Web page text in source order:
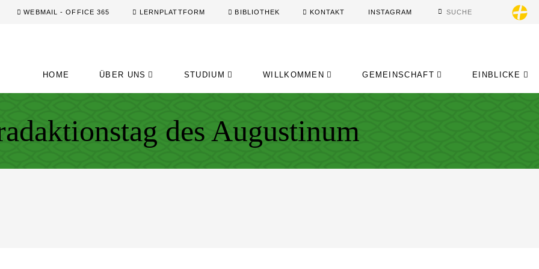
WEBMAIL - OFFICE 365 LERNPLATTFORM BIBLIOTHEK KONTAKT INSTAGRAM
HOME ÜBER UNS STUDIUM WILLKOMMEN GEMEINSCHAFT EINBLICKE
des Augustinum